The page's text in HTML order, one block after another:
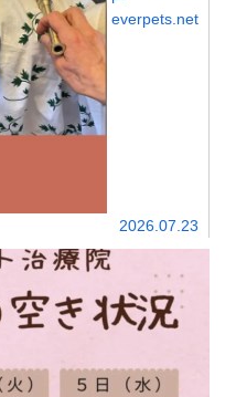
everpets.net
2026.07.23